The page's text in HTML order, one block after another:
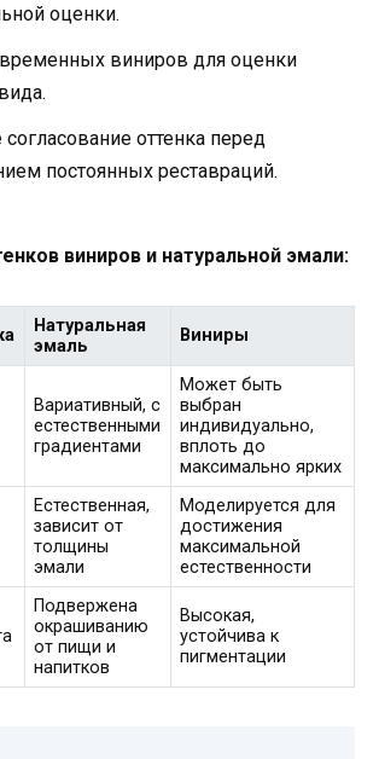
оценки.
виниров для оценки
оттенка перед
постоянных реставраций.
виниров и натуральной эмали:
Натуральная
эмаль
Виниры
Вариативный, с
естественными
градиентами
Может быть
выбран
индивидуально,
вплоть до
максимально ярких
Естественная,
зависит от
толщины
эмали
Моделируется для
достижения
максимальной
естественности
Подвержена
окрашиванию
от пищи и
напитков
Высокая,
устойчива к
пигментации